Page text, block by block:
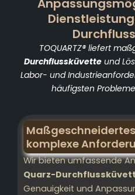
TOQUARTZ® liefert
Durchflussküvetteund
Labor- und
häufigsten
komplexe
Wir bieten umfassende
Quarz-
Genauigkeit und